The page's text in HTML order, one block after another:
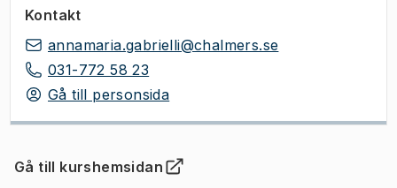
Kontakt
annamaria.gabrielli@chalmers.se
031-772 58 23
Gå till personsida
Gå till kurshemsidan
(Öppnas i ny flik)